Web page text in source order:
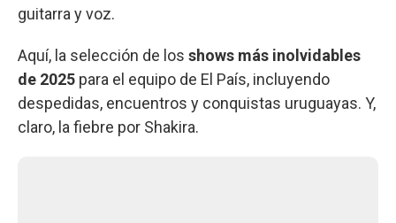
guitarra y voz.
Aquí, la selección de los shows más inolvidables
de 2025 para el equipo de El País, incluyendo
despedidas, encuentros y conquistas uruguayas. Y,
claro, la fiebre por Shakira.